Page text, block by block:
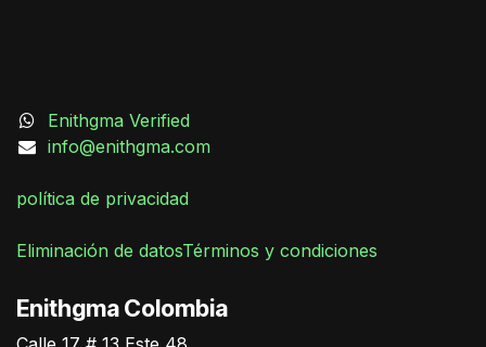
German Triana
Online
Enithgma Verified
info@enithgma.com
política de privacidad
Eliminación de datosTérminos y condiciones
Enithgma Colombia